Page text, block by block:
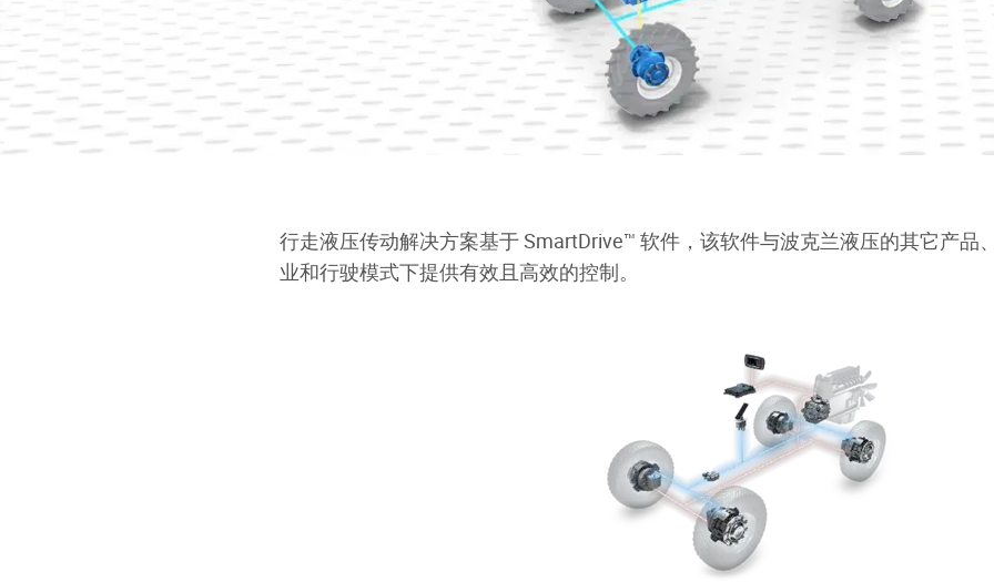
行走液压传动解决方案基于 SmartDrive™ 软件，该软件与波克兰液压的其它产品、
业和行驶模式下提供有效且高效的控制。